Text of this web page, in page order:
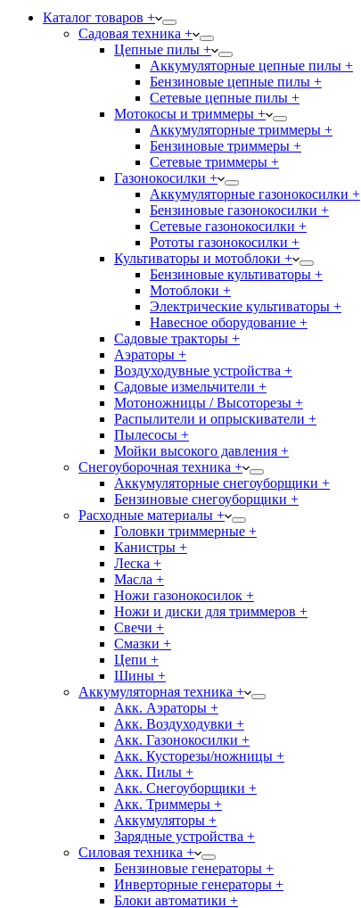
Каталог товаров +
Садовая техника +
Цепные пилы +
Аккумуляторные цепные пилы +
Бензиновые цепные пилы +
Сетевые цепные пилы +
Мотокосы и триммеры +
Аккумуляторные триммеры +
Бензиновые триммеры +
Сетевые триммеры +
Газонокосилки +
Аккумуляторные газонокосилки +
Бензиновые газонокосилки +
Сетевые газонокосилки +
Рототы газонокосилки +
Культиваторы и мотоблоки +
Бензиновые культиваторы +
Мотоблоки +
Электрические культиваторы +
Навесное оборудование +
Садовые тракторы +
Аэраторы +
Воздуходувные устройства +
Садовые измельчители +
Мотоножницы / Высоторезы +
Распылители и опрыскиватели +
Пылесосы +
Мойки высокого давления +
Снегоуборочная техника +
Аккумуляторные снегоуборщики +
Бензиновые снегоуборщики +
Расходные материалы +
Головки триммерные +
Канистры +
Леска +
Масла +
Ножи газонокосилок +
Ножи и диски для триммеров +
Свечи +
Смазки +
Цепи +
Шины +
Аккумуляторная техника +
Акк. Аэраторы +
Акк. Воздуходувки +
Акк. Газонокосилки +
Акк. Кусторезы/ножницы +
Акк. Пилы +
Акк. Снегоуборщики +
Акк. Триммеры +
Аккумуляторы +
Зарядные устройства +
Силовая техника +
Бензиновые генераторы +
Инверторные генераторы +
Блоки автоматики +